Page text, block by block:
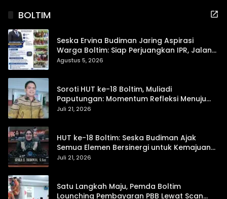
BOLTIM
Seska Ervina Budiman Jaring Aspirasi
Warga Boltim: Siap Perjuangkan IPR, Jalan
Trans, hingga Pemasaran UMKM
Agustus 5, 2026
Soroti HUT ke-18 Boltim, Muliadi
Paputungan: Momentum Refleksi Menuju
Daerah Mandiri dan Berdaya Saing
Juli 21, 2026
HUT ke-18 Boltim: Seska Budiman Ajak
Semua Elemen Bersinergi untuk Kemajuan
Daerah
Juli 21, 2026
Satu Langkah Maju, Pemda Boltim
Lounching Pembayaran PBB Lewat Scan